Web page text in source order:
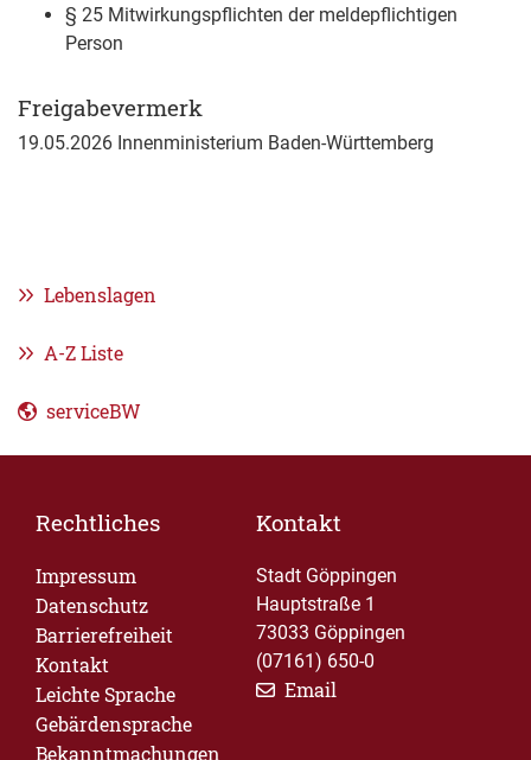
§ 25 Mitwirkungspflichten der meldepflichtigen
Person
Freigabevermerk
19.05.2026 Innenministerium Baden-Württemberg
Lebenslagen
A-Z Liste
serviceBW
Rechtliches
Impressum
Datenschutz
Barrierefreiheit
Kontakt
Leichte Sprache
Gebärdensprache
Bekanntmachungen
Kontakt
Stadt Göppingen
Hauptstraße 1
73033 Göppingen
(07161) 650-0
Email